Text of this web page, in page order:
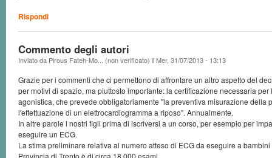
Rispondi
Commento degli autori
Inviato da Pirous Fateh-Mo... (non verificato) ilMer, 31/07/2013 - 13:13
Grazie per i commenti che ci permettono di affrontare un altro aspetto del
per motivi di spazio, ma piuttosto importante: la certificazione necessaria
agonistica, che prevede obbligatoriamente "la preventiva misurazione della
l'effettuazione di un elettrocardiogramma a riposo". Annualmente.
In altre parole i nostri figli prima di iscriversi a un corso, per esempio per
eseguire un ECG.
La stima preliminare relativa al numero atteso di ECG da eseguire a
Provincia di Trento è di circa 18.000 esami...